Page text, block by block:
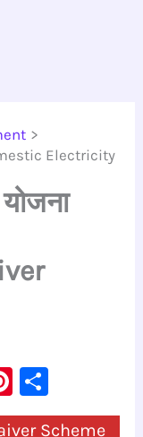
Electricity
Pi
nt h
Scheme